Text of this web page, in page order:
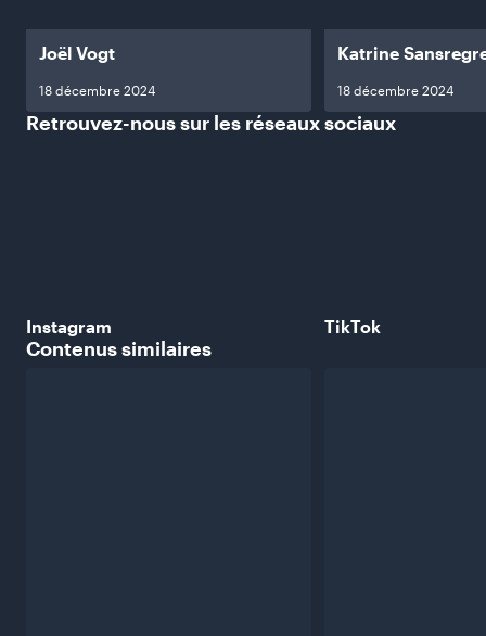
Joël Vogt
18 décembre 2024
Katrine
18 décembre 2024
Retrouvez-nous sur les réseauxsociaux
Instagram TikTok
Contenussimilaires